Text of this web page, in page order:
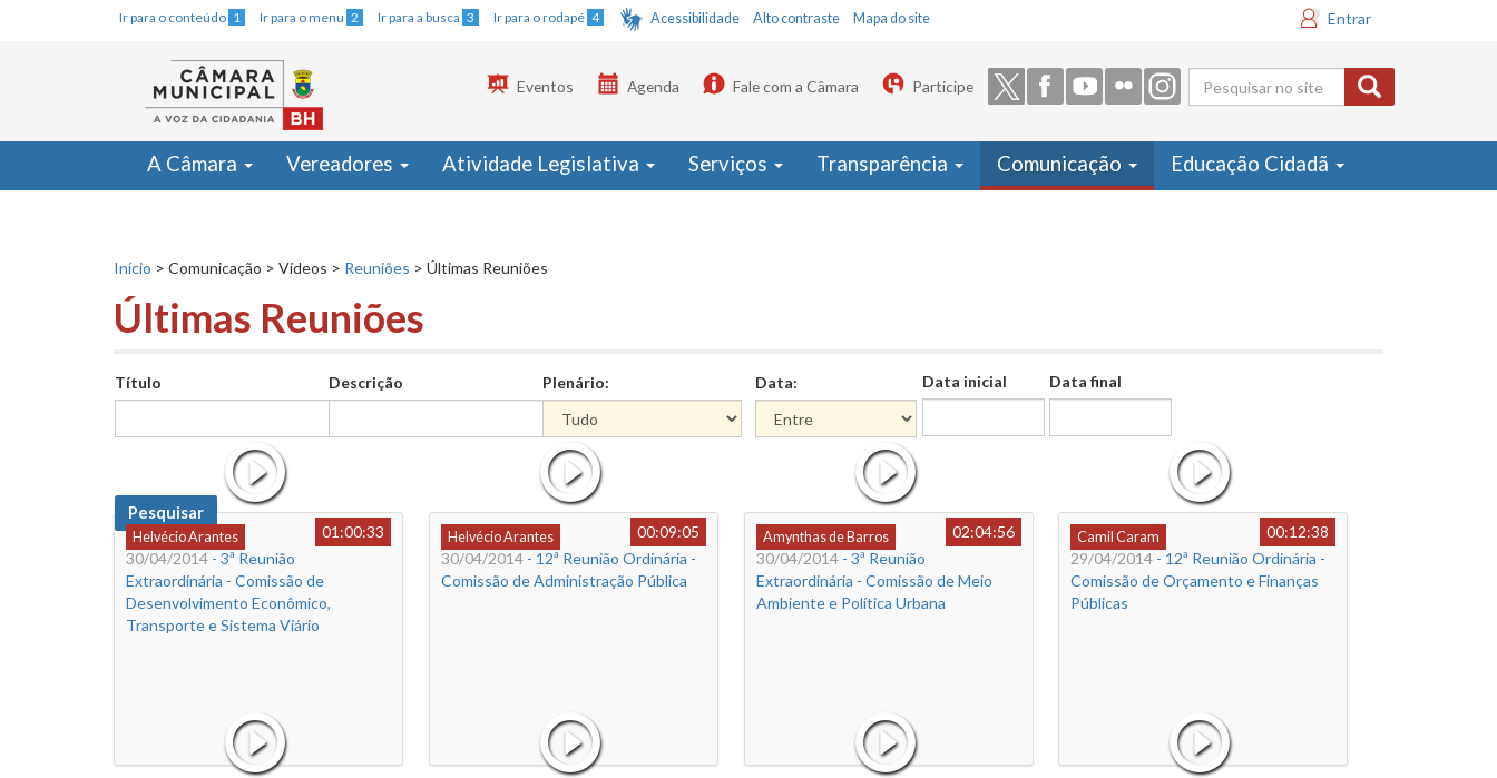
Ir para o conteúdo 1 Ir para o menu 2 Ir para a busca 3 Ir para o rodapé 4 Acessibilidade Alto contraste Mapa do site Entrar
Formulário
de busca
Eventos Agenda Fale com a Câmara Participe
A Câmara Vereadores Atividade Legislativa Serviços Transparência Comunicação Educação Cidadã
Início > Comunicação > Vídeos > Reuniões > Últimas Reuniões
Últimas Reuniões
Título Descrição Plenário: Data: Data inicial Data final
Pesquisar
Helvécio Arantes
01:00:33
30/04/2014 - 3ª Reunião
Extraordinária - Comissão de
Desenvolvimento Econômico,
Transporte e Sistema Viário
Helvécio Arantes
00:09:05
30/04/2014- 12ª Reunião Ordinária -
Comissão de Administração Pública
Amynthas de Barros
02:04:56
30/04/2014- 3ª Reunião
Extraordinária - Comissão de Meio
Ambiente e Política Urbana
Camil Caram
00:12:38
29/04/2014 - 12ª Reunião Ordinária -
Comissão de Orçamento e Finanças
Públicas